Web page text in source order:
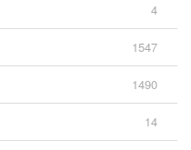
4
1547
1490
14